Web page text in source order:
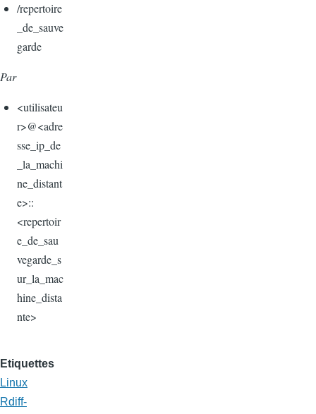
/repertoire
_de_sauve
garde
Par
<utilisateu
r>@<adre
sse_ip_de
_la_machi
ne_distant
e>::
<repertoir
e_de_sau
vegarde_s
ur_la_mac
hine_dista
nte>
Etiquettes
Linux
Rdiff-